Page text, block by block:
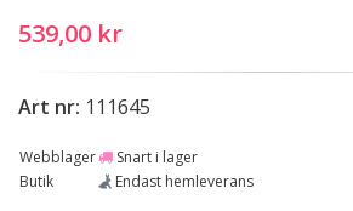
539,00 kr
Art nr: 111645
Webblager
Snart i lager
Butik
Endast hemleverans